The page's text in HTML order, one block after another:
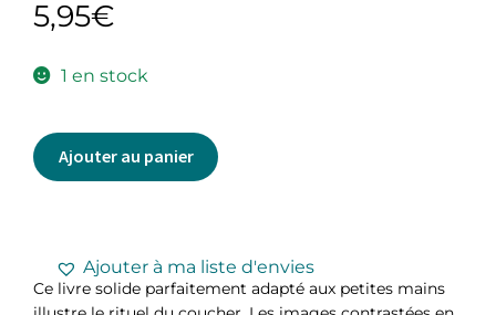
5,95€
1 en stock
Ajouter au panier
Ajouter à ma liste d'envies
Ce livre solide parfaitement adapté aux petites mains